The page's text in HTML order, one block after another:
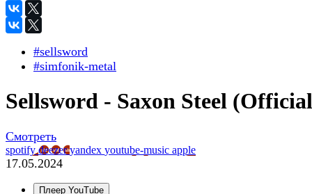
#sellsword
#simfonik-metal
Sellsword - Saxon Steel
Смотреть
spotifydeezeryandex youtube-music apple
17.05.2024
Плеер YouTube